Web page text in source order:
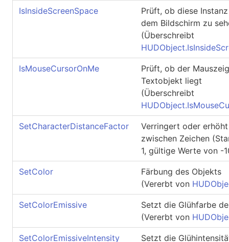
IsInsideScreenSpace
Prüft, ob diese
dem Bildschirm zu
(Überschreibt
HUDObject.
IsMouseCursorOnMe
Prüft, ob der
Textobjekt liegt
(Überschreibt
HUDObject.
SetCharacterDistanceFactor
Verringert oder
zwischen Zeichen
1, gültige Werte von -
SetColor
Färbung des Objekts
(Vererbt von
SetColorEmissive
Setzt die Glühfarbe
(Vererbt von
SetColorEmissiveIntensity
Setzt die